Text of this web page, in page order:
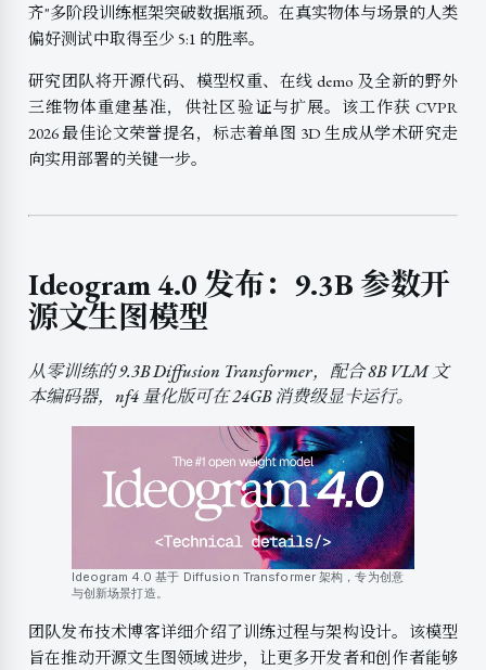
齐"多阶段训练框架突破数据瓶颈。在真实物体与场景的人类
偏好测试中取得至少 5:1 的胜率。
研究团队将开源代码、模型权重、在线 demo 及全新的野外
三维物体重建基准，供社区验证与扩展。该工作获 CVPR
2026 最佳论文荣誉提名，标志着单图 3D 生成从学术研究走
向实用部署的关键一步。
Ideogram 4.0 发布：9.3B 参数开
源文生图模型
从零训练的 9.3B Diffusion Transformer，配合 8B VLM 文
本编码器，nf4 量化版可在 24GB 消费级显卡运行。
Ideogram 4.0 基于 Diffusion Transformer 架构，专为创意
与创新场景打造。
团队发布技术博客详细介绍了训练过程与架构设计。该模型
旨在推动开源文生图领域进步，让更多开发者和创作者能够